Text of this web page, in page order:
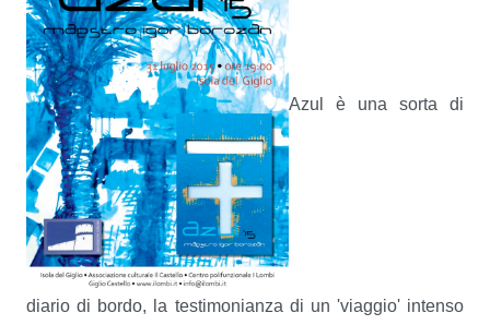
Azul è una sorta di
diario di bordo, la testimonianza di un 'viaggio' intenso